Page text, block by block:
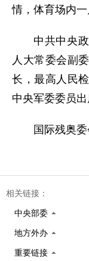
情，体育场内一
中共中央
人大常委会副
长，最高人民
中央军委委员出
国际残奥
相关链接：
中央部委
地方外办
重要链接